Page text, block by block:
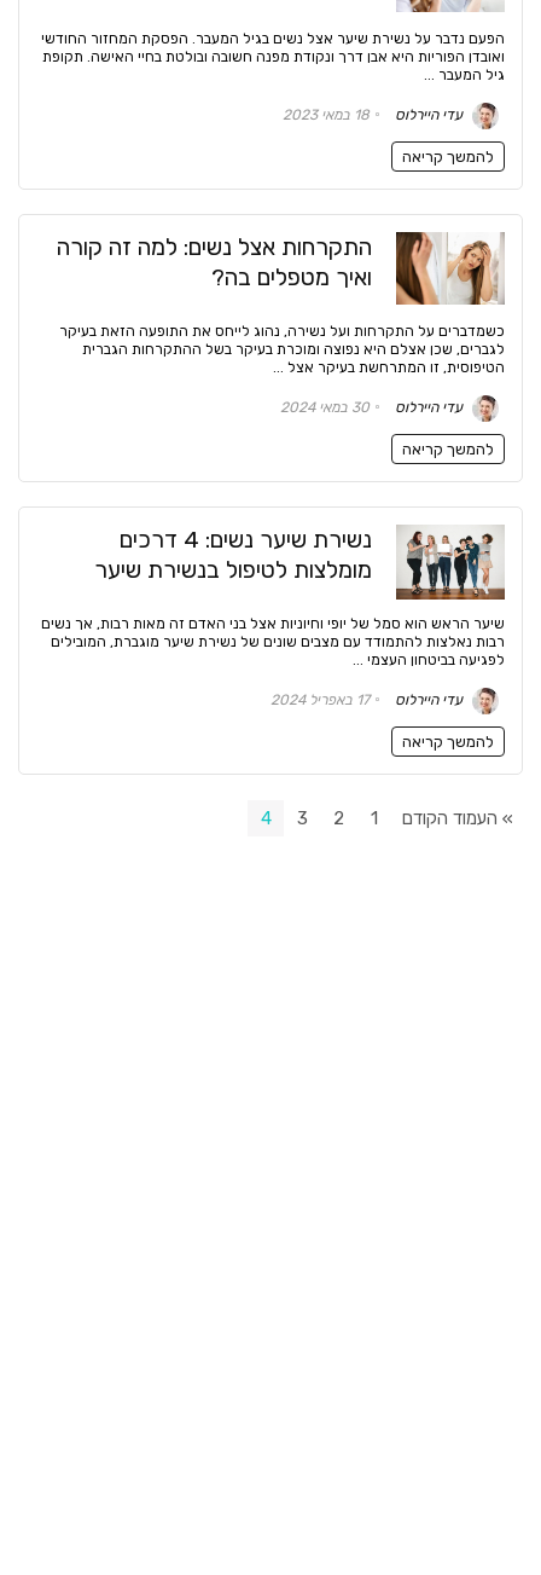
הפעם נדבר על נשירת שיער אצל נשים בגיל המעבר. הפסקת המחזור החודשי
ואובדן הפוריות היא אבן דרך ונקודת מפנה חשובה ובולטת בחיי האישה. תקופת
גיל המעבר ...
עדי היירלוס 18 במאי 2023
להמשך קריאה
התקרחות אצל נשים: למה זה קורה
ואיך מטפלים בה?
כשמדברים על התקרחות ועל נשירה, נהוג לייחס את התופעה הזאת בעיקר
לגברים, שכן אצלם היא נפוצה ומוכרת בעיקר בשל ההתקרחות הגברית
הטיפוסית, זו המתרחשת בעיקר אצל ...
עדי היירלוס 30 במאי 2024
להמשך קריאה
נשירת שיער נשים: 4 דרכים
מומלצות לטיפול בנשירת שיער
שיער הראש הוא סמל של יופי וחיוניות אצל בני האדם זה מאות רבות, אך נשים
רבות נאלצות להתמודד עם מצבים שונים של נשירת שיער מוגברת, המובילים
לפגיעה בביטחון העצמי ...
עדי היירלוס 17 באפריל 2024
להמשך קריאה
» העמוד הקודם 1
2
3
4